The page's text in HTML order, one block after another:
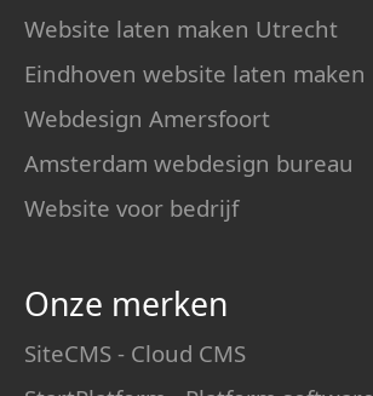
Website laten maken Utrecht
Eindhoven website laten maken
Webdesign Amersfoort
Amsterdam webdesign bureau
Website voor bedrijf
Onze merken
SiteCMS - Cloud CMS